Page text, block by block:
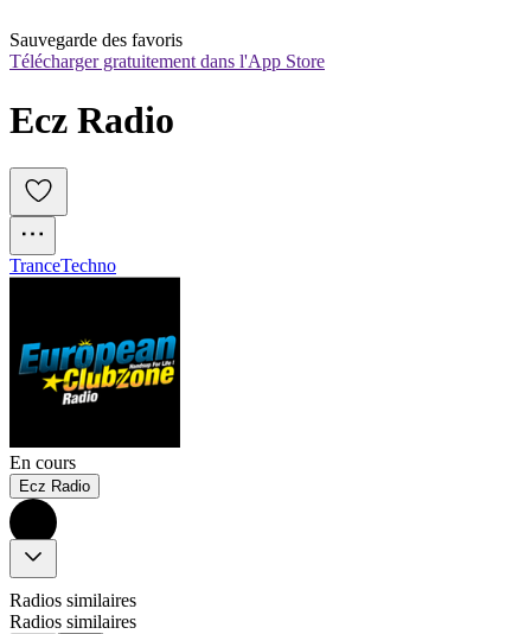
Sauvegarde des favoris
Télécharger gratuitement dans l'App Store
Ecz Radio
TranceTechno
En cours
Ecz Radio
Radios similaires
Radios similaires